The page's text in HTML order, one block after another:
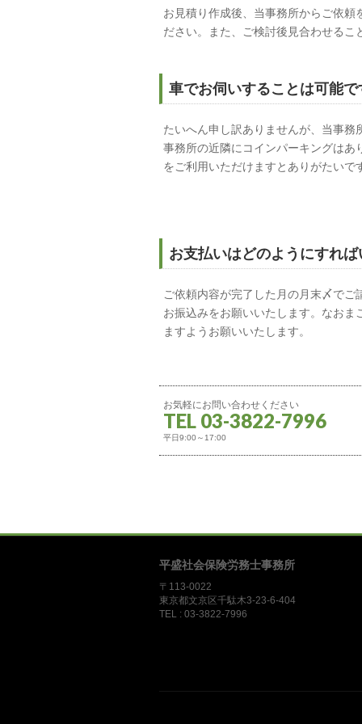
お見積り作成後、当事務所からご依
ださい。また、ご検討後見合わせる
車でお伺いすることは可能で
たいへん申し訳ありませんが、当事務
事務所の近隣にコインパーキングは
をご利用いただけますとありがたいで
お支払いはどのようにすれ
ご依頼内容が完了した月の月末〆で
お振込みをお願いいたします。なお
ますようお願いいたします。
お気軽にお問い合わせください
TEL 03-3822-7996
平日9:00～17:00
平盛社会保険労務士事務所
〒113-0022
東京都文京区千駄木3-23-6-404
TEL : 03-3822-7996